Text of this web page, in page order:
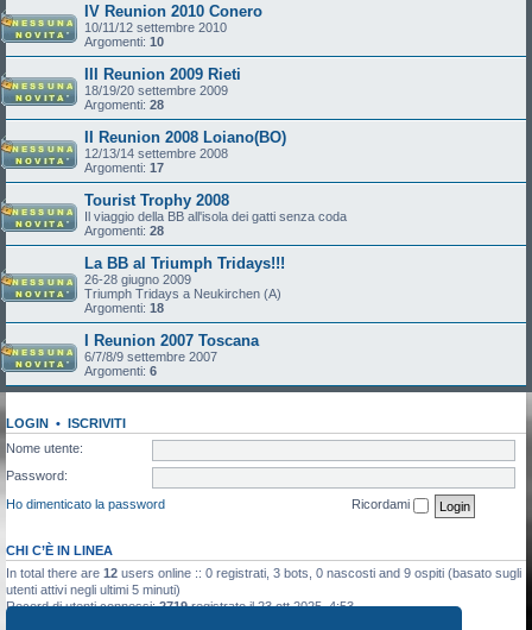
IV Reunion 2010 Conero
10/11/12 settembre 2010
Argomenti: 10
III Reunion 2009 Rieti
18/19/20 settembre 2009
Argomenti: 28
II Reunion 2008 Loiano(BO)
12/13/14 settembre 2008
Argomenti: 17
Tourist Trophy 2008
Il viaggio della BB all'isola dei gatti senza coda
Argomenti: 28
La BB al Triumph Tridays!!!
26-28 giugno 2009
Triumph Tridays a Neukirchen (A)
Argomenti: 18
I Reunion 2007 Toscana
6/7/8/9 settembre 2007
Argomenti: 6
LOGIN • ISCRIVITI
Nome utente:
Password:
Ho dimenticato la password
Ricordami
CHI C’È IN LINEA
In total there are 12 users online :: 0 registrati, 3 bots, 0 nascosti and 9 ospiti (basato sugli
utenti attivi negli ultimi 5 minuti)
Record di utenti connessi:2719registrato il 23 ott 2025, 4:53